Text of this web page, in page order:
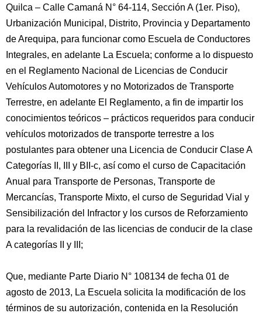
Quilca – Calle Camaná N° 64-114, Sección A (1er. Piso),
Urbanización Municipal, Distrito, Provincia y Departamento
de Arequipa, para funcionar como Escuela de Conductores
Integrales, en adelante La Escuela; conforme a lo dispuesto
en el Reglamento Nacional de Licencias de Conducir
Vehículos Automotores y no Motorizados de Transporte
Terrestre, en adelante El Reglamento, a fin de impartir los
conocimientos teóricos – prácticos requeridos para conducir
vehículos motorizados de transporte terrestre a los
postulantes para obtener una Licencia de Conducir Clase A
Categorías II, III y BII-c, así como el curso de Capacitación
Anual para Transporte de Personas, Transporte de
Mercancías, Transporte Mixto, el curso de Seguridad Vial y
Sensibilización del Infractor y los cursos de Reforzamiento
para la revalidación de las licencias de conducir de la clase
A categorías II y III;
Que, mediante Parte Diario N° 108134 de fecha 01 de
agosto de 2013, La Escuela solicita la modificación de los
términos de su autorización, contenida en la Resolución